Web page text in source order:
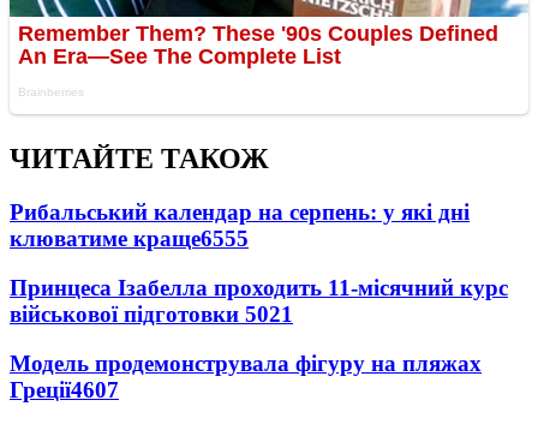
ЧИТАЙТЕ ТАКОЖ
Рибальський календар на серпень: у які дні
клюватиме краще6555
Принцеса Ізабелла проходить 11-місячний курс
військової підготовки 5021
Модель продемонструвала фігуру на пляжах
Греції4607